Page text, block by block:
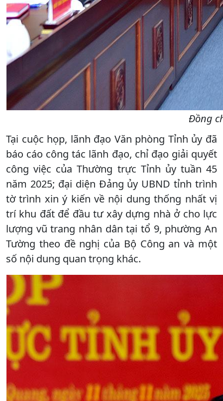
Đồng
Tại cuộc họp, lãnh đạo Văn phòng Tỉnh ủy đã
báo cáo công tác lãnh đạo, chỉ đạo giải quyết
công việc của Thường trực Tỉnh ủy tuần 45
năm 2025; đại diện Đảng ủy UBND tỉnh trình
tờ trình xin ý kiến về nội dung thống nhất vị
trí khu đất để đầu tư xây dựng nhà ở cho lực
lượng vũ trang nhân dân tại tổ 9, phường An
Tường theo đề nghị của Bộ Công an và một
số nội dung quan trọng khác.